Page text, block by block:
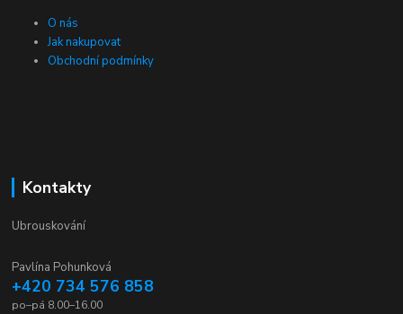
O nás
Jak nakupovat
Obchodní podmínky
Kontakty
Ubrouskování
Pavlína Pohunková
+420 734 576 858
po–pá 8.00–16.00